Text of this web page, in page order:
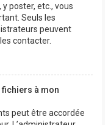
poster, etc., vous
Seuls les
peuvent
contacter.
à mon
peut être accordée